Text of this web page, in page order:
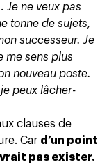
ne veux pas
tonne de sujets,
successeur. Je
me sens plus
nouveau poste.
peux lâcher-
clauses de
Car d’un point
pas exister.